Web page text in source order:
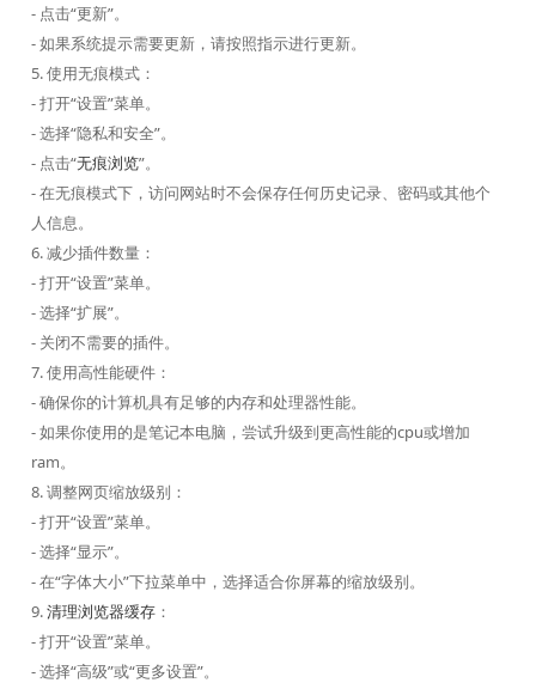
- 点击“更新”。
- 如果系统提示需要更新，请按照指示进行更新。
5. 使用无痕模式：
- 打开“设置”菜单。
- 选择“隐私和安全”。
- 点击“无痕浏览”。
- 在无痕模式下，访问网站时不会保存任何历史记录、密码或其他个
人信息。
6. 减少插件数量：
- 打开“设置”菜单。
- 选择“扩展”。
- 关闭不需要的插件。
7. 使用高性能硬件：
- 确保你的计算机具有足够的内存和处理器性能。
- 如果你使用的是笔记本电脑，尝试升级到更高性能的cpu或增加
ram。
8. 调整网页缩放级别：
- 打开“设置”菜单。
- 选择“显示”。
- 在“字体大小”下拉菜单中，选择适合你屏幕的缩放级别。
9.清理浏览器缓存：
- 打开“设置”菜单。
- 选择“高级”或“更多设置”。